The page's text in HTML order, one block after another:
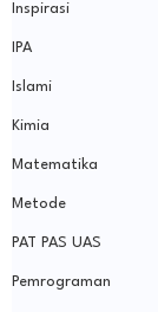
Inspirasi
IPA
Islami
Kimia
Matematika
Metode
PAT PAS UAS
Pemrograman